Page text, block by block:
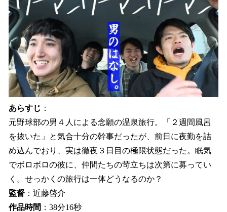
あらすじ ：
元野球部の男４人による念願の温泉旅行。「２週間風呂
を抜いた」と気合十分の幹事だったが、前日に夜勤を詰
め込んでおり、実は徹夜３日目の極限状態だった。眠気
でボロボロの彼に、仲間たちの苛立ちは次第に募ってい
く。せっかくの旅行は一体どうなるのか？
監督 ：近藤啓介
作品時間 ：38分16秒